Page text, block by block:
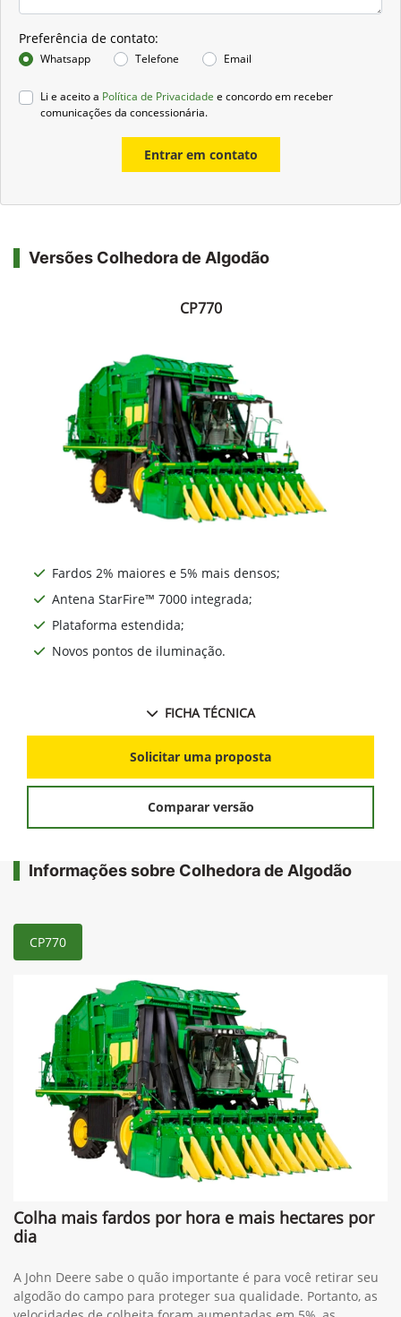
Preferência de contato:
Whatsapp Telefone Email
Li e aceito a Política de Privacidade e concordo em receber
comunicações da concessionária.
Entrar em contato
Versões Colhedora de Algodão
CP770
Fardos 2% maiores e 5% mais densos;
Antena StarFire™ 7000 integrada;
Plataforma estendida;
Novos pontos de iluminação.
FICHA TÉCNICA
Solicitar uma proposta
Comparar versão
Informações sobre Colhedora de Algodão
CP770
Colha mais fardos por hora e mais hectares por
dia
A John Deere sabe o quão importante é para você retirar seu
algodão do campo para proteger sua qualidade. Portanto, as